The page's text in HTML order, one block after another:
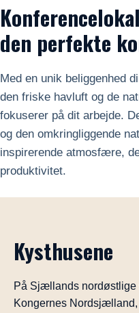
den perfekte
Med en unik beliggenhed
den friske havluft og de
fokuserer på dit arbejde.
og den omkringliggende
inspirerende atmosfære,
produktivitet.
Kysthusene
På Sjællands
Kongernes